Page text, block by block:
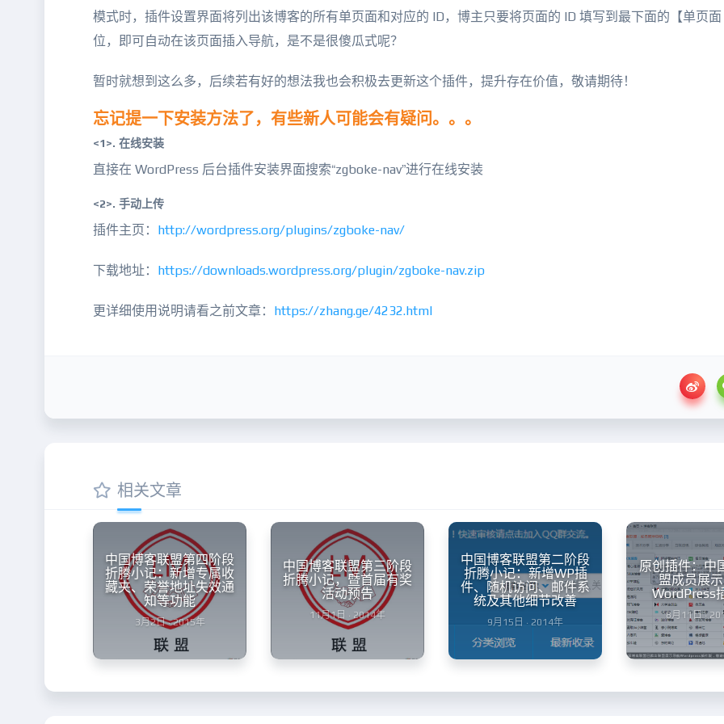
模式时，插件设置界面将列出该博客的所有单页面和对应的 ID，博主只要将页面的 ID 填写到最下面的【单页面
位，即可自动在该页面插入导航，是不是很傻瓜式呢？
暂时就想到这么多，后续若有好的想法我也会积极去更新这个插件，提升存在价值，敬请期待！
忘记提一下安装方法了，有些新人可能会有疑问。。。
<1>. 在线安装
直接在 WordPress 后台插件安装界面搜索“zgboke-nav”进行在线安装
<2>. 手动上传
插件主页： http://wordpress.org/plugins/zgboke-nav/
下载地址： https://downloads.wordpress.org/plugin/zgboke-nav.zip
更详细使用说明请看之前文章： https://zhang.ge/4232.html
相关文章
中国博客联盟第四阶段
折腾小记：新增专属收
藏夹、荣誉地址失效通
知等功能
3月2日 · 2015年
中国博客联盟第三阶段
折腾小记，暨首届有奖
活动预告
11月1日 · 2014年
中国博客联盟第二阶段
折腾小记：新增WP插
件、随机访问、邮件系
统及其他细节改善
9月15日 · 2014年
原创插件：中
盟成员展
WordPress
8月11日 ·